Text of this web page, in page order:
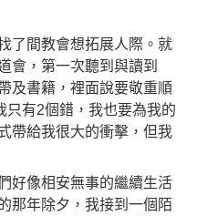
了間教會想拓展人際。就
會，第一次聽到與讀到
及書籍，裡面說要敬重順
只有2個錯，我也要為我的
帶給我很大的衝擊，但我
好像相安無事的繼續生活
那年除夕，我接到一個陌